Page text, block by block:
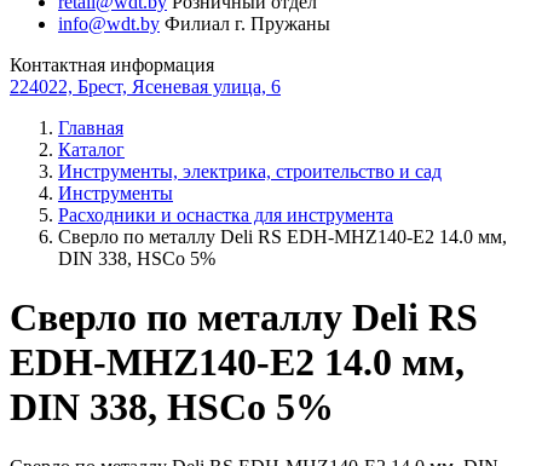
info@wdt.by Филиал г. Пружаны
Контактная информация
224022, Брест, Ясеневая улица, 6
Главная
Каталог
Инструменты, электрика, строительство и сад
Инструменты
Расходники и оснастка для инструмента
Сверло по металлу Deli RS EDH-MHZ140-E2 14.0 мм,
DIN 338, HSCo 5%
Сверло по металлу Deli RS
EDH-MHZ140-E2 14.0 мм,
DIN 338, HSCo 5%